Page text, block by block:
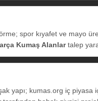
spor kıyafet ve mayo
Kumaş Alanlartalep
yapı; kumas.org iç piyasa